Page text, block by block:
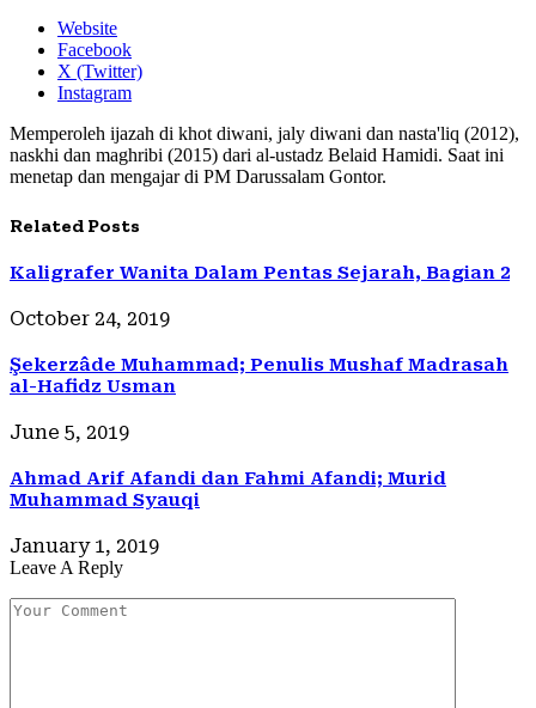
Website
Facebook
X (Twitter)
Instagram
Memperoleh ijazah di khot diwani, jaly diwani dan nasta'liq (2012),
naskhi dan maghribi (2015) dari al-ustadz Belaid Hamidi. Saat ini
menetap dan mengajar di PM Darussalam Gontor.
Related Posts
Kaligrafer Wanita Dalam Pentas Sejarah, Bagian 2
October 24, 2019
Şekerzâde Muhammad; Penulis Mushaf Madrasah
al-Hafidz Usman
June 5, 2019
Ahmad Arif Afandi dan Fahmi Afandi; Murid
Muhammad Syauqi
January 1, 2019
Leave A Reply